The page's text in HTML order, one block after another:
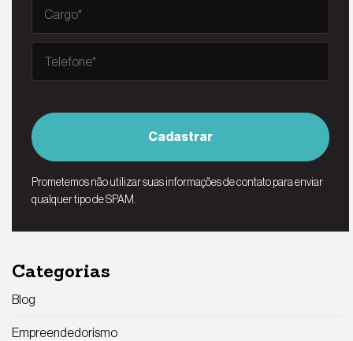
Cadastrar
Prometemos não utilizar suas informações de contato para enviar
qualquer tipo de SPAM.
Categorias
Blog
Empreendedorismo